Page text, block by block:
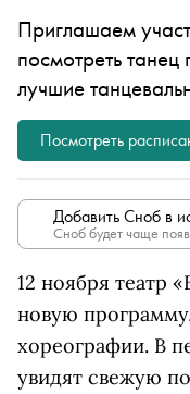
Приглашаем
посмотреть
лучшие
Посмотреть
Добавить Сноб в
Сноб будет чаще
12 ноября театр
новую
хореографии. В
увидят свежую